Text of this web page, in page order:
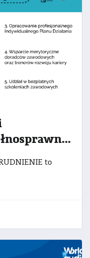
absolwentów z niepełnosprawnościami
to